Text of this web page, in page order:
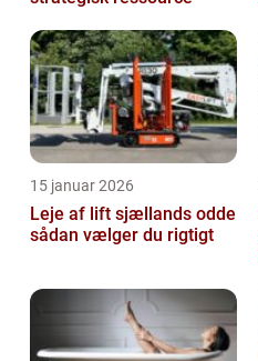
15 januar 2026
Leje af lift sjællands odde
sådan vælger du rigtigt